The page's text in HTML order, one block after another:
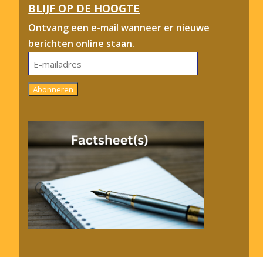
BLIJF OP DE HOOGTE
Ontvang een e-mail wanneer er nieuwe
berichten online staan.
E-
mailadres
Abonneren